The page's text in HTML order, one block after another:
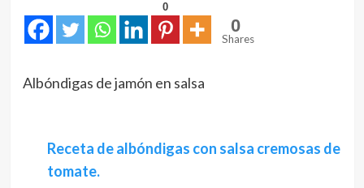
0
0
Shares
Albóndigas de jamón en salsa
Receta de albóndigas con salsa cremosas de
tomate.